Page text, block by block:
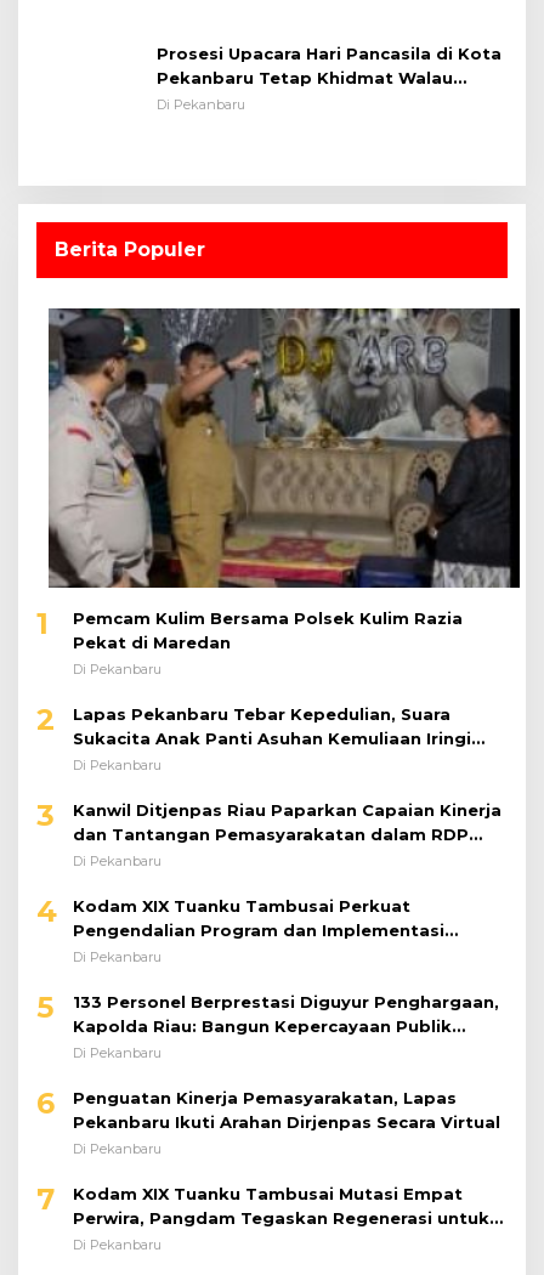
Prosesi Upacara Hari Pancasila di Kota
Pekanbaru Tetap Khidmat Walau
Dalam Ruangan
Di Pekanbaru
Berita Populer
1
Pemcam Kulim Bersama Polsek Kulim Razia
Pekat di Maredan
Di Pekanbaru
2
Lapas Pekanbaru Tebar Kepedulian, Suara
Sukacita Anak Panti Asuhan Kemuliaan Iringi
Bantuan Sosial
Di Pekanbaru
3
Kanwil Ditjenpas Riau Paparkan Capaian Kinerja
dan Tantangan Pemasyarakatan dalam RDP
Bersama Komisi XIII DPR RI
Di Pekanbaru
4
Kodam XIX Tuanku Tambusai Perkuat
Pengendalian Program dan Implementasi
Doktrin TNI AD
Di Pekanbaru
5
133 Personel Berprestasi Diguyur Penghargaan,
Kapolda Riau: Bangun Kepercayaan Publik
dengan Karya Nyata
Di Pekanbaru
6
Penguatan Kinerja Pemasyarakatan, Lapas
Pekanbaru Ikuti Arahan Dirjenpas Secara Virtual
Di Pekanbaru
7
Kodam XIX Tuanku Tambusai Mutasi Empat
Perwira, Pangdam Tegaskan Regenerasi untuk
Perkuat Kinerja Satuan
Di Pekanbaru